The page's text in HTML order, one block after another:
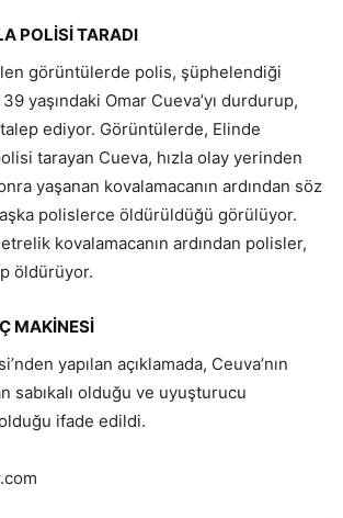
POLİSİ TARADI
görüntülerde polis, şüphelendiği
yaşındaki Omar Cueva’yı durdurup,
ediyor. Görüntülerde, Elinde
tarayan Cueva, hızla olay yerinden
yaşanan kovalamacanın ardından söz
polislerce öldürüldüğü görülüyor.
kovalamacanın ardından polisler,
öldürüyor.
MAKİNESİ
yapılan açıklamada, Ceuva’nın
sabıkalı olduğu ve uyuşturucu
ifade edildi.